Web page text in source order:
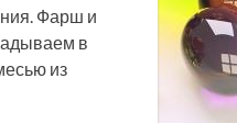
Фарш и
в
из